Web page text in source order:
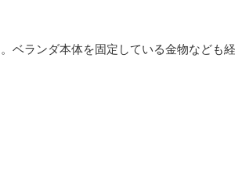
ベランダ本体を固定している金物なども